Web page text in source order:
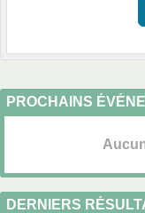
PROCHAINS
DERNIERS